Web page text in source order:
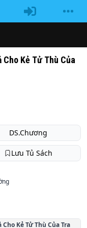
Cho Kẻ Tử Thù Của
DS.Chương
Lưu Tủ Sách
Kẻ Tử Thù Của Tra